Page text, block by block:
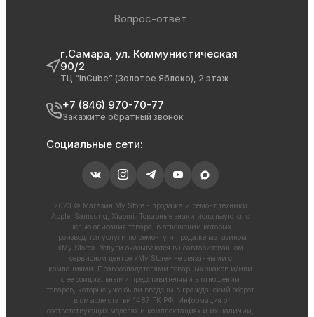
Вопрос-ответ
г.Самара, ул. Коммунистическая
90/2
ТЦ “InCube” (Золотое Яблоко), 2 этаж
+7 (846) 970-70-77
Закажите обратный звонок
Социальные сети:
2023 © Магазин My Store - продажа и ремонт техники
Apple, Samsung, Xiaomi. Товарные знаки используются с
целью описания товара, в отношении которых
производятся услуги по ремонту и продаже магазином
«My Store». Услуги оказываются в неавторизованном
сервисном центре «My Store» не связанными с
компаниями. Правообладателями товарных знаков и/или
с ее официальными представителями в отношении
товаров, которые уже были введены в гражданский оборот
в смысле статьи 1487 ГК РФ. Информация о
соответствующих моделях и комплектациях и их наличии,